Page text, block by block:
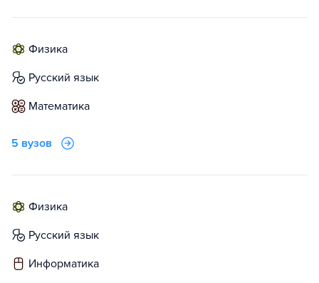
физика
русский язык
математика
5 вузов
физика
русский язык
информатика